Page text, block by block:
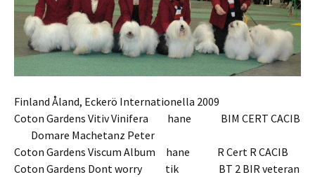
Finland Åland, Eckerö Internationella 2009
Coton Gardens Vitiv Vinifera hane BIM CERT CACIB
Domare Machetanz Peter
Coton Gardens Viscum Album hane R Cert R CACIB
Coton Gardens Dont worry tik BT 2 BIR veteran